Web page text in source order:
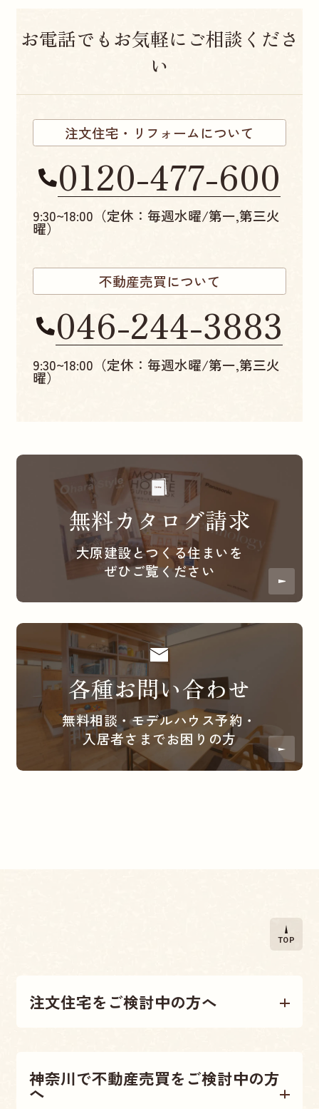
お電話でもお気軽にご相談くださ
い
注文住宅・リフォームについて
0120-477-600
9:30~18:00（定休：毎週水曜/第一,第三火
曜）
不動産売買について
046-244-3883
9:30~18:00（定休：毎週水曜/第一,第三火
曜）
無料カタログ請求
大原建設とつくる住まいを
ぜひご覧ください
各種お問い合わせ
無料相談・モデルハウス予約・
入居者さまでお困りの方
注文住宅をご検討中の方へ
施工事例
神奈川で不動産売買をご検討中の方
へ
TOP